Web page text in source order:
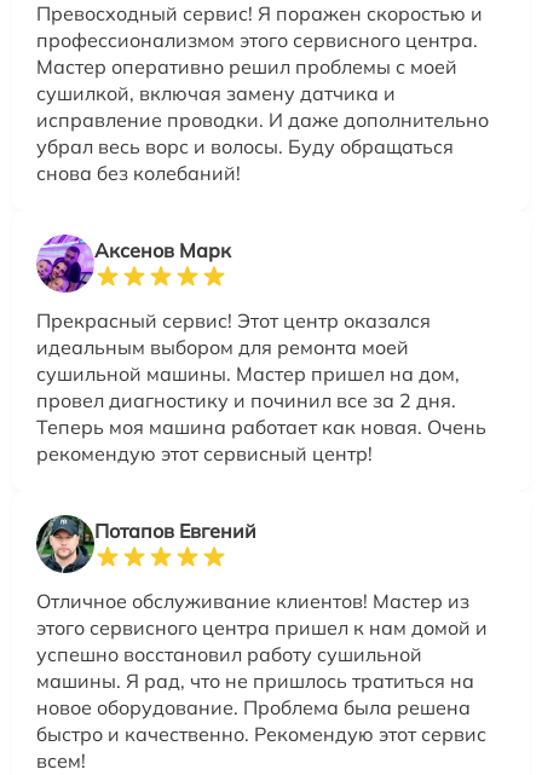
Превосходный сервис! Я поражен скоростью и
профессионализмом этого сервисного центра.
Мастер оперативно решил проблемы с моей
сушилкой, включая замену датчика и
исправление проводки. И даже дополнительно
убрал весь ворс и волосы. Буду обращаться
снова без колебаний!
Аксенов Марк
Прекрасный сервис! Этот центр оказался
идеальным выбором для ремонта моей
сушильной машины. Мастер пришел на дом,
провел диагностику и починил все за 2 дня.
Теперь моя машина работает как новая. Очень
рекомендую этот сервисный центр!
Потапов Евгений
Отличное обслуживание клиентов! Мастер из
этого сервисного центра пришел к нам домой и
успешно восстановил работу сушильной
машины. Я рад, что не пришлось тратиться на
новое оборудование. Проблема была решена
быстро и качественно. Рекомендую этот сервис
всем!